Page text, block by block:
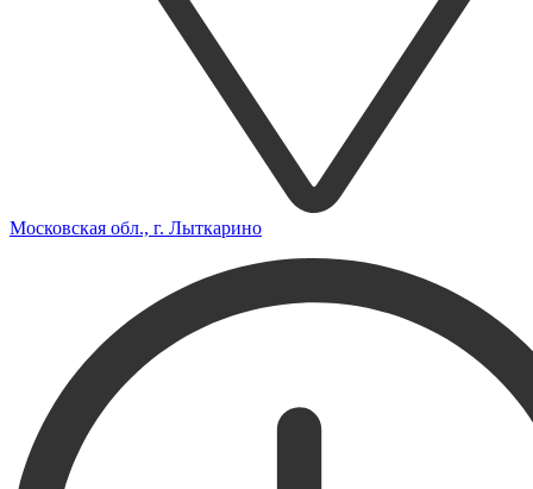
Московская обл., г. Лыткарино